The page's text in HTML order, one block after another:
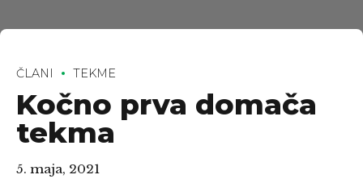
ČLANI TEKME
Kočno prva domača
tekma
5. maja, 2021